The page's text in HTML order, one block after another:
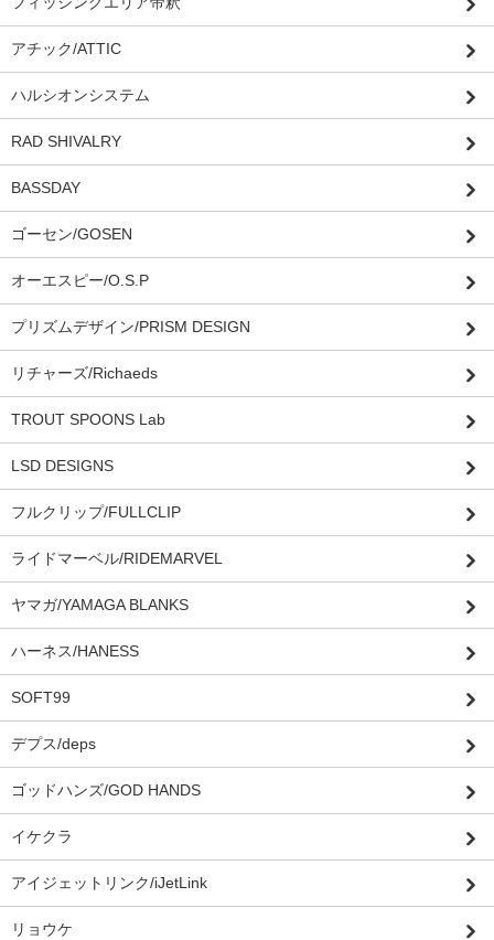
アチック/ATTIC
ハルシオンシステム
RAD SHIVALRY
BASSDAY
ゴーセン/GOSEN
オーエスピー/O.S.P
プリズムデザイン/PRISM DESIGN
リチャーズ/Richaeds
TROUT SPOONS Lab
LSD DESIGNS
フルクリップ/FULLCLIP
ライドマーベル/RIDEMARVEL
ヤマガ/YAMAGA BLANKS
ハーネス/HANESS
SOFT99
デプス/deps
ゴッドハンズ/GOD HANDS
イケクラ
アイジェットリンク/iJetLink
リョウケ